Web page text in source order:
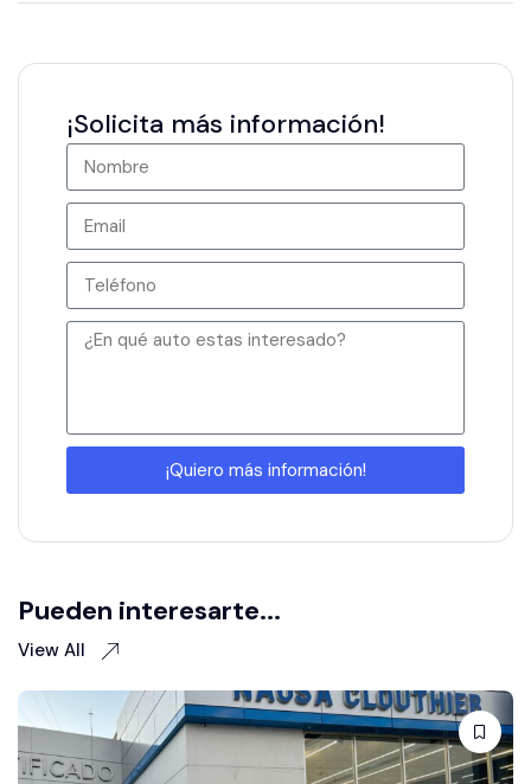
¡Solicita más información!
¡Quiero más información!
Pueden interesarte...
View All